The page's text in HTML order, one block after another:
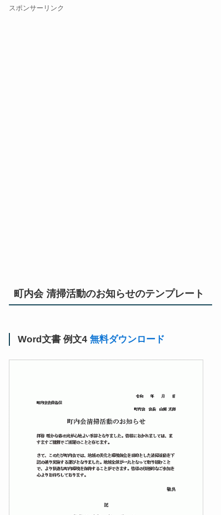
スポンサーリンク
町内会 清掃活動のお知らせのテンプレート
Word文書 例文4 無料ダウンロード